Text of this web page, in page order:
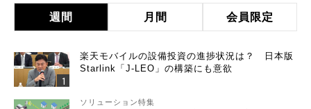
週間 月間 会員限定
楽天モバイルの設備投資の進捗状況は？ 日本版
Starlink「J-LEO」の構築にも意欲
ソリューション特集